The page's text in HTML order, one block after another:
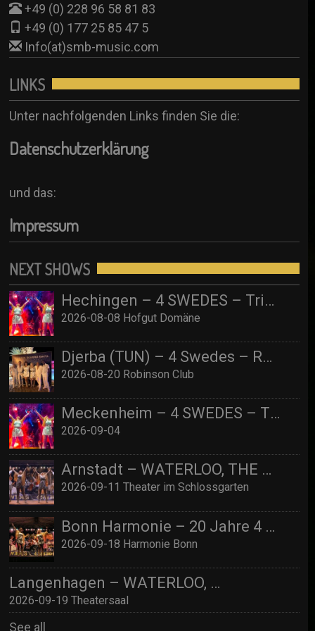
+49 (0) 228 96 58 81 83
+49 (0) 177 25 85 47 5
Info(at)smb-music.com
LINKS
Unter nachfolgenden Links finden Sie die:
Datenschutzerklärung
und das:
Impressum
NEXT SHOWS
Hechingen – 4 SWEDES – Tribute to ABBA/ Hofgut Domäne
2026-08-08 Hofgut Domäne
Djerba (TUN) – 4 Swedes – Robinson Djerba Bahia
2026-08-20 Robinson Club
Meckenheim – 4 SWEDES – TBA
2026-09-04
Arnstadt – WATERLOO, THE ABBA SHOW (by 4 Swedes – A Tribute To Abba) mit Streichquartett
2026-09-11 Theater im Schlossgarten
Bonn Harmonie – 20 Jahre 4 SWEDES – A Tribute to Abba / Jubiläumskonzert!
2026-09-18 Harmonie Bonn
Langenhagen – WATERLOO, THE ABBA SHOW (by 4 Swedes – A Tribute To Abba) mit Streichquartett
2026-09-19 Theatersaal
See all